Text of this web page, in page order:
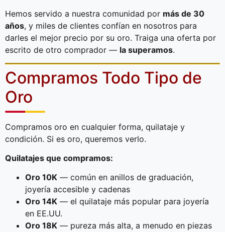
Hemos servido a nuestra comunidad por más de 30
años, y miles de clientes confían en nosotros para
darles el mejor precio por su oro. Traiga una oferta por
escrito de otro comprador — la superamos.
Compramos Todo Tipo de
Oro
Compramos oro en cualquier forma, quilataje y
condición. Si es oro, queremos verlo.
Quilatajes que compramos:
Oro 10K — común en anillos de graduación,
joyería accesible y cadenas
Oro 14K — el quilataje más popular para joyería
en EE.UU.
Oro 18K — pureza más alta, a menudo en piezas